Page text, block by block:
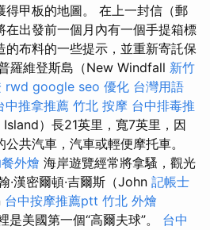
得甲板的地圖。 在上一封信（郵
在出發前一個月內有一個手提箱標
的布料的一些提示，並重新寄託保
羅維登斯島（New Windfall 新竹
rwd google seo 優化 台灣用語
中推拿推薦 竹北 按摩 台中排毒推
Island）長21英里，寬7英里，因
共汽車，汽車或輕便摩托車。
外燴 海岸遊覽經常將拿騷，觀光
·漢密爾頓·吉爾斯（John 記帳士
台中按摩推薦ptt 竹北 外燴
美國第一個“高爾夫球”。 台中